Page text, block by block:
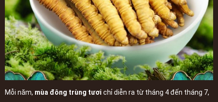
Mỗi năm, mùa đông trùng tươi chỉ diễn ra từ tháng 4 đến tháng 7,